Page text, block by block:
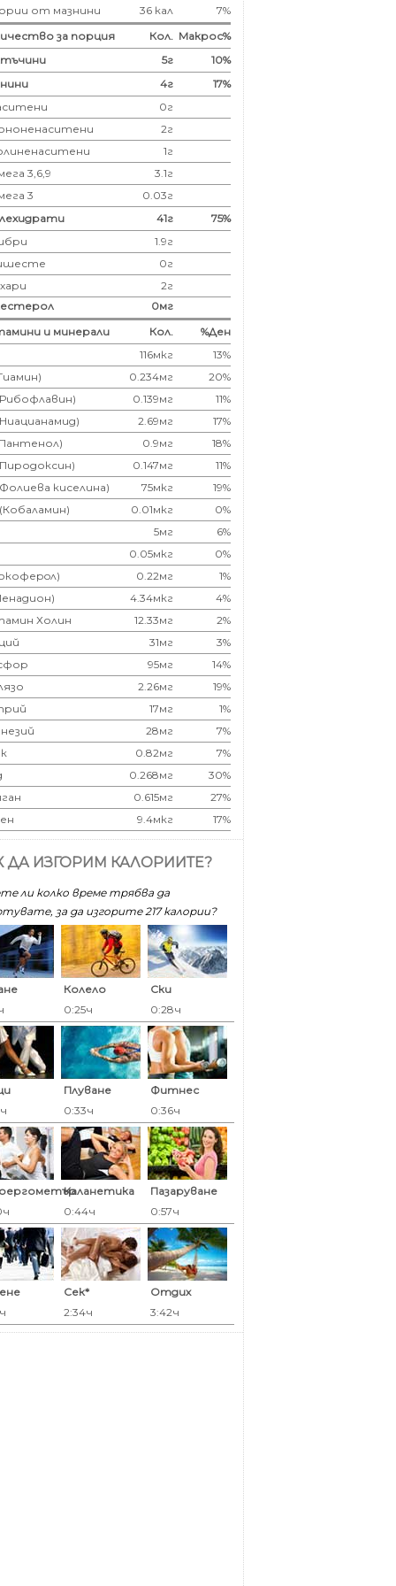
от мазнини 36 кал
7%
за порция
Кол. Макрос%
5г
10%
4г
17%
0г
2г
1г
3,6,9
3.1г
3
0.03г
41г
75%
1.9г
0г
2г
0мг
и минерали
Кол.
%Ден
116мкг
13%
0.234мг
20%
0.139мг
11%
2.69мг
17%
0.9мг
18%
0.147мг
11%
киселина)
75мкг
19%
(Кобаламин)
0.01мкг
0%
5мг
6%
0.05мкг
0%
0.22мг
1%
4.34мкг
4%
Холин
12.33мг
2%
31мг
3%
95мг
14%
2.26мг
19%
17мг
1%
28мг
7%
0.82мг
7%
0.268мг
30%
0.615мг
27%
9.4мкг 17%
ДА ИЗГОРИМ КАЛОРИИТЕ?
ли колко време трябва да
за да изгорите 217 калoрии?
Колело
0:25ч
Ски
0:28ч
Плуване
0:33ч
Фитнес
0:36ч
Каланетика
0:44ч
Пазаруване
0:57ч
Сек*
2:34ч
Отдих
3:42ч